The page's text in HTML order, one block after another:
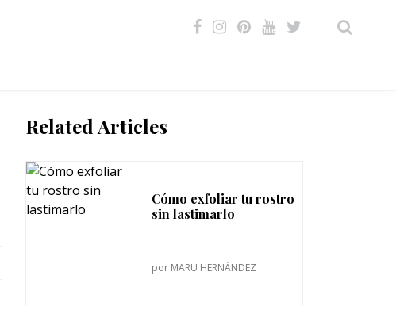
Related Articles
Cómo exfoliar tu rostro
sin lastimarlo
por MARU HERNÁNDEZ